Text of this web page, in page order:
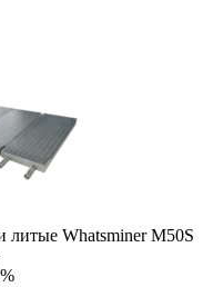
литые Whatsminer M50S